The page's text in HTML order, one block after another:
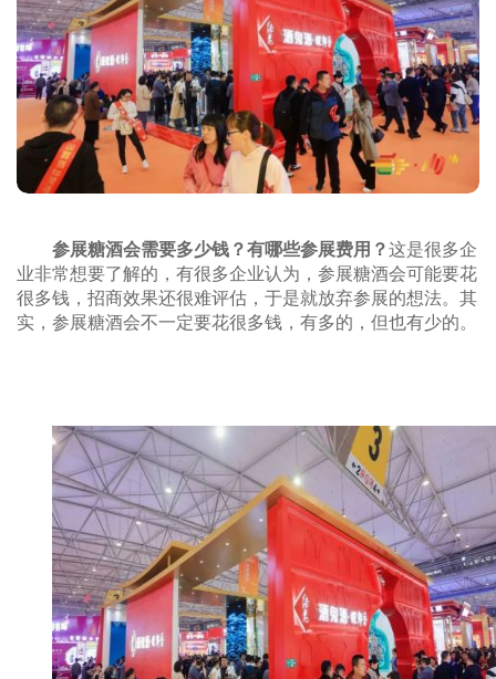
参展糖酒会需要多少钱？有哪些参展费用？这是很多企
业非常想要了解的，有很多企业认为，参展糖酒会可能要花
很多钱，招商效果还很难评估，于是就放弃参展的想法。其
实，参展糖酒会不一定要花很多钱，有多的，但也有少的。